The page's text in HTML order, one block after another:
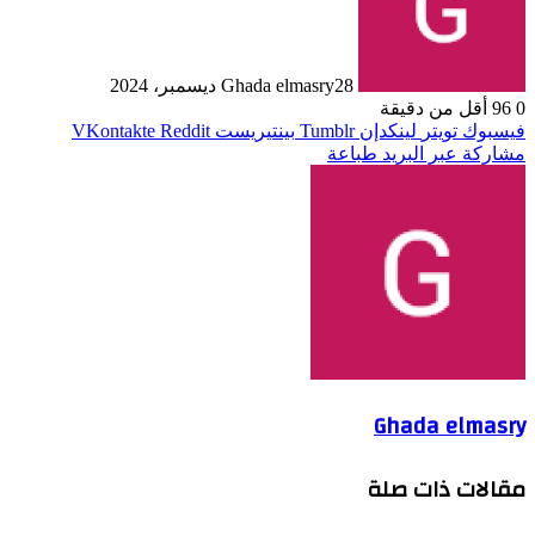
Ghada elmasry28 ديسمبر، 2024
0
أقل من دقيقة
فيسبوك تويتر لينكدإن بينتيريست
مشاركة عبر البريد طباعة
Ghada elmasry
مقالات ذات صلة